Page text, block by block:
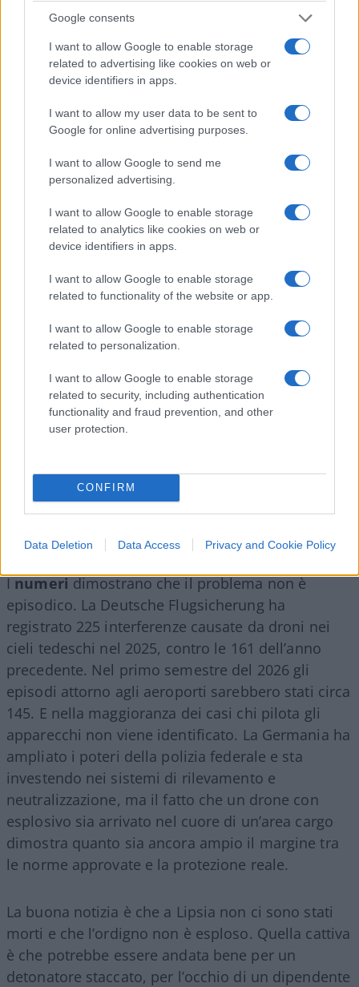
Google consents
I want to allow Google to enable storage
related to advertising like cookies on web or
device identifiers in apps.
I want to allow my user data to be sent to
Google for online advertising purposes.
I want to allow Google to send me
personalized advertising.
I want to allow Google to enable storage
related to analytics like cookies on web or
device identifiers in apps.
I want to allow Google to enable storage
related to functionality of the website or app.
I want to allow Google to enable storage
related to personalization.
I want to allow Google to enable storage
related to security, including authentication
functionality and fraud prevention, and other
user protection.
CONFIRM
Data Deletion Data Access Privacy and Cookie Policy
caricato su un aereo. Gli investigatori collegarono
quella campagna di sabotaggio a una rete che
avrebbe operato per conto dell’intelligence
militare russa. Nel 2025, inoltre, una dipendente
di una società logistica dello scalo è stata
condannata per aver raccolto informazioni sui
trasporti militari e averle trasmesse a una rete di
spionaggio cinese. Lipsia, insomma, era già stata
Leggi anche:
Drone russo in Romania. La domanda è:
perché la Nato non l’ha abbattuto?
Inumeridimostrano che il problema non è
episodico. La Deutsche Flugsicherung ha
registrato 225 interferenze causate da droni nei
cieli tedeschi nel 2025, contro le 161 dell’anno
precedente. Nel primo semestre del 2026 gli
episodi attorno agli aeroporti sarebbero stati circa
145. E nella maggioranza dei casi chi pilota gli
apparecchi non viene identificato. La Germania ha
ampliato i poteri della polizia federale e sta
investendo nei sistemi di rilevamento e
neutralizzazione, ma il fatto che un drone con
esplosivo sia arrivato nel cuore di un’area cargo
dimostra quanto sia ancora ampio il margine tra
le norme approvate e la protezione reale.
La buona notizia è che a Lipsia non ci sono stati
morti e che l’ordigno non è esploso. Quella cattiva
è che potrebbe essere andata bene per un
detonatore staccato, per l’occhio di un dipendente